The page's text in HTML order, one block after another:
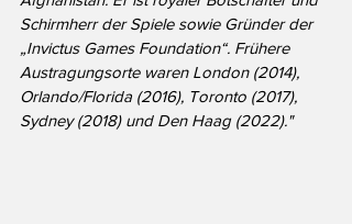
Schirmherr der Spiele sowie Gründer der
„Invictus Games Foundation“. Frühere
Austragungsorte waren London (2014),
Orlando/Florida (2016), Toronto (2017),
Sydney (2018) und Den Haag (2022)."